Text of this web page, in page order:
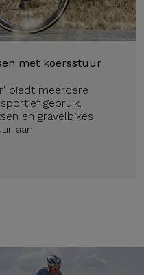
met koersstuur
biedt meerdere
gebruik.
en gravelbikes
aan.